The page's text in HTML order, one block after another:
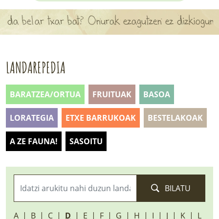
APARTEN MAPA
LURRERAKO BIDE LAGUN
BIZI BARATZEA LIBURUA
SENDABELARRAK
ETXEKO LANDAREAK
LANDAREPEDIA
ALBISTEAK
txar bat? Onurak ezagutzen ez dizkiogun
LANDAREPEDIA
BARATZEA/ORTUA FRUITUAK BASOA
LORATEGIA ETXE BARRUKOAK BESTELAKOAK
A ZE FAUNA! SASOITU
BILATU
A B C D E F G H I J K
L